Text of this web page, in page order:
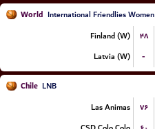
World International Friendlies Women
Finland (W)
۴۸
Latvia (W)
-
Chile LNB
Las Animas
۷۶